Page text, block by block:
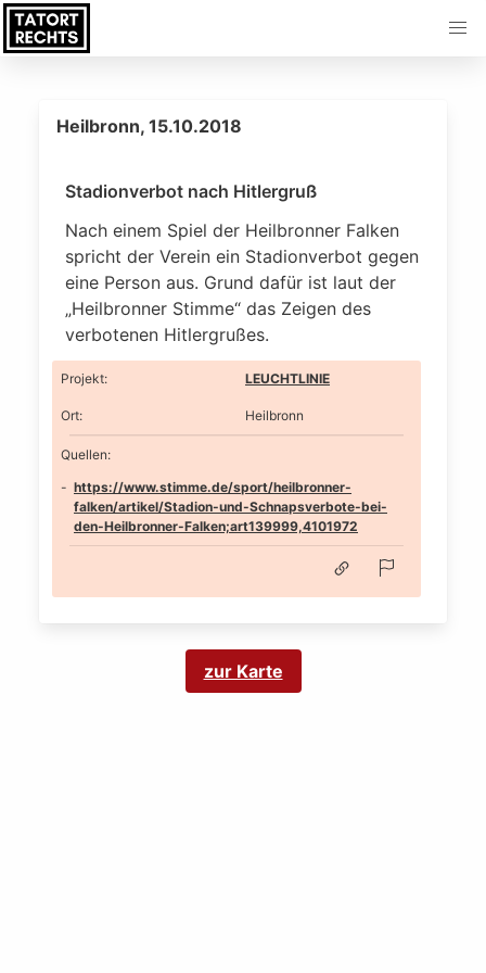
Heilbronn, 15.10.2018
Stadionverbot nach Hitlergruß
Nach einem Spiel der Heilbronner Falken
spricht der Verein ein Stadionverbot gegen
eine Person aus. Grund dafür ist laut der
„Heilbronner Stimme“ das Zeigen des
verbotenen Hitlergrußes.
Projekt: LEUCHTLINIE
Ort: Heilbronn
Quellen:
https://www.stimme.de/sport/heilbronner-
falken/artikel/Stadion-und-Schnapsverbote-bei-
den-Heilbronner-Falken;art139999,4101972
zur Karte